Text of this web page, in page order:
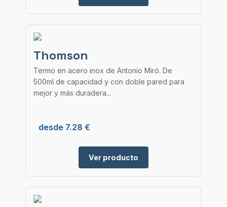
Thomson
Termo en acero inox de Antonio Miró. De
500ml de capacidad y con doble pared para
mejor y más duradera...
desde 7.28 €
Ver producto